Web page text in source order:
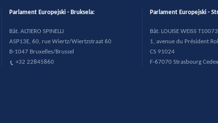
Parlament Europejski - Bruksela:
Bât. ALTIERO SPINELLI
ASP13E, 60, rue Wiertz/Wiertzstraat 60
B-1047 Bruxelles/Brussel
+32 22845860
Parlament Europejski -
Bât. LOUISE WEISS T10073
1, avenue du Président
CS 91024
F-67070 Strasbourg Cedex